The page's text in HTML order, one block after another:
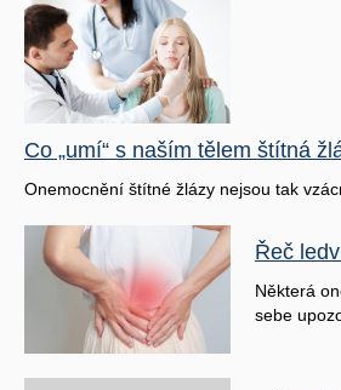
Co „umí“ s naším tělem štítná
Onemocnění štítné žlázy nejsou tak
Řeč
Některá
sebe